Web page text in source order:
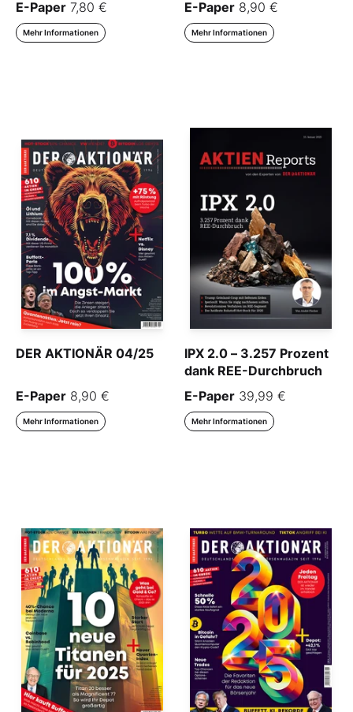
E-Paper 7,80 €
Mehr Informationen
E-Paper 8,90 €
Mehr Informationen
DER AKTIONÄR 04/25
E-Paper 8,90 €
Mehr Informationen
IPX 2.0 – 3.257 Prozent
dank REE-Durchbruch
E-Paper 39,99 €
Mehr Informationen